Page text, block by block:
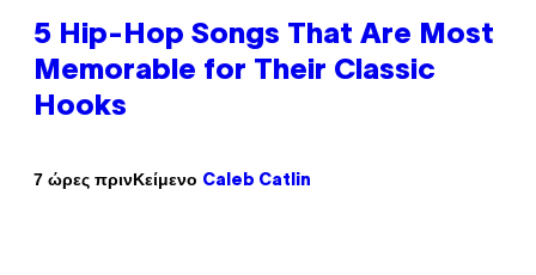
5 Hip-Hop Songs That Are Most
Memorable for Their Classic
Hooks
7 ώρες πρινΚείμενο Caleb Catlin